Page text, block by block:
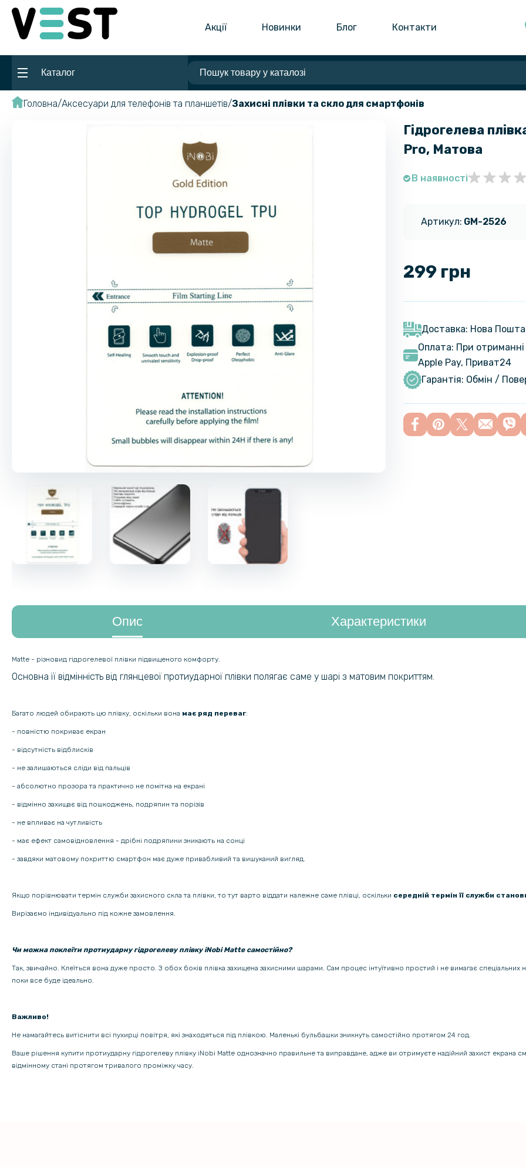
Акції Новинки Блог Контакти
Каталог
Головна Аксесуари для телефонів та планшетів Захисні плівки та скло для смартфонів
Гідрогелева
Pro, Матова
В наявності
Артикул: GM-2526
299 грн
Доставка: Нова
Оплата: При
Apple Pay, Приват24
Гарантія: Обмін /
Опис Характеристики
Matte - різновид гідрогелевої плівки підвищеного комфорту.
Основна її відмінність від глянцевої протиударної плівки полягає саме у шарі з матовим покриттям.
Багато людей обирають цю плівку, оскільки вона має ряд переваг:
- повністю покриває екран
- відсутність відблисків
- не залишаються сліди від пальців
- абсолютно прозора та практично не помітна на екрані
- відмінно захищає від пошкоджень, подряпин та порізів
- не впливає на чутливість
- має ефект самовідновлення - дрібні подряпини зникають на сонці
- завдяки матовому покриттю смартфон має дуже привабливий та вишуканий вигляд.
Якщо порівнювати термін служби захисного скла та плівки, то тут варто віддати належне саме плівці, оскільки середній термін її служби
Вирізаємо індивідуально під кожне замовлення.
Чи можна поклеїти протиударну гідрогелеву плівку iNobi Matte самостійно?
Так, звичайно. Клеїться вона дуже просто. З обох боків плівка захищена захисними шарами. Сам процес інтуїтивно простий і не вимагає
поки все буде ідеально.
Важливо!
Не намагайтесь витіснити всі пухирці повітря, які знаходяться під плівкою. Маленькі бульбашки зникнуть самостійно протягом 24 год.
Ваше рішення купити протиударну гідрогелеву плівку iNobi Matte однозначно правильне та виправдане, адже ви отримуєте надійний захист
відмінному стані протягом тривалого проміжку часу.